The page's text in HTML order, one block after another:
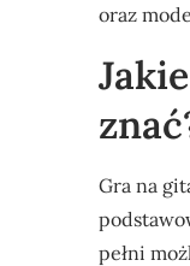
oraz
Gra na
pełni